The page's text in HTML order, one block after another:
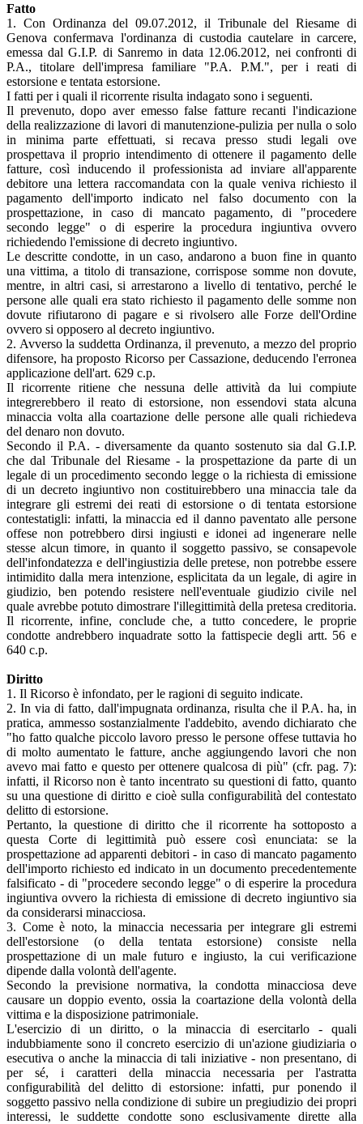
Fatto
1. Con Ordinanza del 09.07.2012, il Tribunale del Riesame di
Genova confermava l'ordinanza di custodia cautelare in carcere,
emessa dal G.I.P. di Sanremo in data 12.06.2012, nei confronti di
P.A., titolare dell'impresa familiare "P.A. P.M.", per i reati di
estorsione e tentata estorsione.
I fatti per i quali il ricorrente risulta indagato sono i seguenti.
Il prevenuto, dopo aver emesso false fatture recanti l'indicazione
della realizzazione di lavori di manutenzione-pulizia per nulla o solo
in minima parte effettuati, si recava presso studi legali ove
prospettava il proprio intendimento di ottenere il pagamento delle
fatture, così inducendo il professionista ad inviare all'apparente
debitore una lettera raccomandata con la quale veniva richiesto il
pagamento dell'importo indicato nel falso documento con la
prospettazione, in caso di mancato pagamento, di "procedere
secondo legge" o di esperire la procedura ingiuntiva ovvero
richiedendo l'emissione di decreto ingiuntivo.
Le descritte condotte, in un caso, andarono a buon fine in quanto
una vittima, a titolo di transazione, corrispose somme non dovute,
mentre, in altri casi, si arrestarono a livello di tentativo, perché le
persone alle quali era stato richiesto il pagamento delle somme non
dovute rifiutarono di pagare e si rivolsero alle Forze dell'Ordine
ovvero si opposero al decreto ingiuntivo.
2. Avverso la suddetta Ordinanza, il prevenuto, a mezzo del proprio
difensore, ha proposto Ricorso per Cassazione, deducendo l'erronea
applicazione dell'art. 629 c.p.
Il ricorrente ritiene che nessuna delle attività da lui compiute
integrerebbero il reato di estorsione, non essendovi stata alcuna
minaccia volta alla coartazione delle persone alle quali richiedeva
del denaro non dovuto.
Secondo il P.A. - diversamente da quanto sostenuto sia dal G.I.P.
che dal Tribunale del Riesame - la prospettazione da parte di un
legale di un procedimento secondo legge o la richiesta di emissione
di un decreto ingiuntivo non costituirebbero una minaccia tale da
integrare gli estremi dei reati di estorsione o di tentata estorsione
contestatigli: infatti, la minaccia ed il danno paventato alle persone
offese non potrebbero dirsi ingiusti e idonei ad ingenerare nelle
stesse alcun timore, in quanto il soggetto passivo, se consapevole
dell'infondatezza e dell'ingiustizia delle pretese, non potrebbe essere
intimidito dalla mera intenzione, esplicitata da un legale, di agire in
giudizio, ben potendo resistere nell'eventuale giudizio civile nel
quale avrebbe potuto dimostrare l'illegittimità della pretesa creditoria.
Il ricorrente, infine, conclude che, a tutto concedere, le proprie
condotte andrebbero inquadrate sotto la fattispecie degli artt. 56 e
640 c.p.
Diritto
1. Il Ricorso è infondato, per le ragioni di seguito indicate.
2. In via di fatto, dall'impugnata ordinanza, risulta che il P.A. ha, in
pratica, ammesso sostanzialmente l'addebito, avendo dichiarato che
"ho fatto qualche piccolo lavoro presso le persone offese tuttavia ho
di molto aumentato le fatture, anche aggiungendo lavori che non
avevo mai fatto e questo per ottenere qualcosa di più" (cfr. pag. 7):
infatti, il Ricorso non è tanto incentrato su questioni di fatto, quanto
su una questione di diritto e cioè sulla configurabilità del contestato
delitto di estorsione.
Pertanto, la questione di diritto che il ricorrente ha sottoposto a
questa Corte di legittimità può essere così enunciata: se la
prospettazione ad apparenti debitori - in caso di mancato pagamento
dell'importo richiesto ed indicato in un documento precedentemente
falsificato - di "procedere secondo legge" o di esperire la procedura
ingiuntiva ovvero la richiesta di emissione di decreto ingiuntivo sia
da considerarsi minacciosa.
3. Come è noto, la minaccia necessaria per integrare gli estremi
dell'estorsione (o della tentata estorsione) consiste nella
prospettazione di un male futuro e ingiusto, la cui verificazione
dipende dalla volontà dell'agente.
Secondo la previsione normativa, la condotta minacciosa deve
causare un doppio evento, ossia la coartazione della volontà della
vittima e la disposizione patrimoniale.
L'esercizio di un diritto, o la minaccia di esercitarlo - quali
indubbiamente sono il concreto esercizio di un'azione giudiziaria o
esecutiva o anche la minaccia di tali iniziative - non presentano, di
per sé, i caratteri della minaccia necessaria per l'astratta
configurabilità del delitto di estorsione: infatti, pur ponendo il
soggetto passivo nella condizione di subire un pregiudizio dei propri
interessi, le suddette condotte sono esclusivamente dirette alla